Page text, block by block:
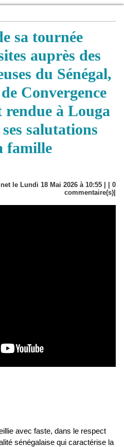
sa tournée
auprès des
du Sénégal,
Convergence
rendue à Louga
salutations
famille
le Lundi 18 Mai 2026 à 10:55 | | 0
commentaire(s)|
avec faste, dans le respect
sénégalaise qui caractérise la